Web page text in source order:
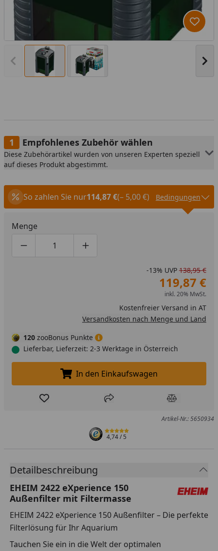
Vorheriges Bild anzeigen
Empfohlenes Zubehör wählen
Diese Zubehörartikel wurden von unseren Experten speziell
auf dieses Produkt abgestimmt.
So zahlen Sie nur114,87 €(– 5,00 €) Bedingungen
Menge
Produktmenge um eins verringern
Produktmenge manuell eingeben
Produktmenge um eins erhöhen
-13% UVP 138,95 €
119,87 €
inkl. 20% MwSt.
Kostenfreier Versand in AT
Versandkosten nach Menge und Land
120 zooBonus Punkte
Lieferbar, Lieferzeit: 2-3 Werktage in Österreich
In den Einkaufswagen legen
In den Einkaufswagen
Produkt zur Wunschliste hinzufügen
Teilen Produkt
Artikel-Nr.: 5650934
4,74/ 5
Detailbeschreibung
EHEIM 2422 eXperience 150
Außenfilter mit Filtermasse
EHEIM 2422 eXperience 150 Außenfilter – Die perfekte
Filterlösung für Ihr Aquarium
Tauchen Sie ein in die Welt der optimalen